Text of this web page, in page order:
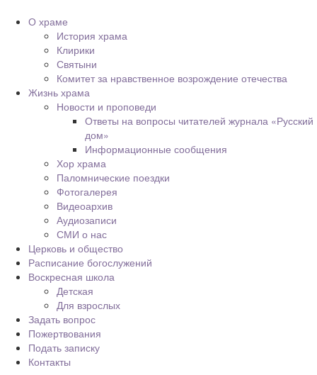
О храме
История храма
Клирики
Святыни
Комитет за нравственное возрождение отечества
Жизнь храма
Новости и проповеди
Ответы на вопросы читателей журнала «Русский
дом»
Информационные сообщения
Хор храма
Паломнические поездки
Фотогалерея
Видеоархив
Аудиозаписи
СМИ о нас
Церковь и общество
Расписание богослужений
Воскресная школа
Детская
Для взрослых
Задать вопрос
Пожертвования
Подать записку
Контакты